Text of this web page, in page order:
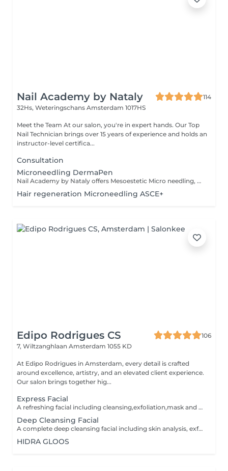
Nail Academy by Nataly
114
32Hs, Weteringschans Amsterdam 1017HS
Meet the Team At our salon, you're in expert hands. Our Top
Nail Technician brings over 15 years of experience and holds an
instructor-level certifica...
Consultation
Microneedling DermaPen
Nail Academy by Nataly offers Mesoestetic Micro needling, must have treatment! As Microneedling skin treatment addressing issues like Skin Rejuvenation, Anti Aging, Acne, Streaks, Scars, and Pigmentation. We use the advanced Mesoestetic intradermal medical solutions of oligoelements, DMAE, Vitamin C for better and more beautiful results. Treatment will be agreed and adjusted to your personal skin needs. This treatment involves creating small channels in the skin with needles, stimulating collagen and elastin production, leading to radiant skin for up to a year. The process includes skin cleansing, disinfection, and application of specialized serums, followed by the Mesoestetic treatment. After Microneedling, a calming balm, special serum Maria Galland promotes skin recovery, making it a relaxing and therapeutic salon experience. The post-treatment phase involves addressing specific skin concerns, and an initial intake session is conducted to discuss expectations, contraindications, and the importance of skincare. Book an appointment for radiant skin.
Hair regeneration Microneedling ASCE+
Edipo Rodrigues CS
106
7, Wiltzanghlaan Amsterdam 1055 KD
At Edipo Rodrigues in Amsterdam, every detail is crafted
around excellence, artistry, and an elevated client experience.
Our salon brings together hig...
Express Facial
A refreshing facial including cleansing,exfoliation,mask and hydration. perefcet for maintaining healthy,radiant skin.
Deep Cleansing Facial
A complete deep cleansing facial including skin analysis, exfoliation,extractions (if needed),soothing mask and hydration. Designed to deeply cleanse the skin, unclog pores and leave your complexion fresh, smooth and radiant.
HIDRA GLOOS